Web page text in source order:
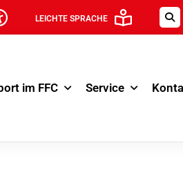
LEICHTE SPRACHE
im FFC Service